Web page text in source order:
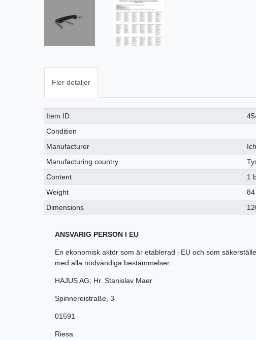
Fler detaljer
Ceres::Template.singleItemTechnicalDataAttribute
Ceres::Template.singleItemTechnicalDataValue
Item ID
Condition
Manufacturer
Manufacturing country
Content
1
Weight
84
Dimensions
ANSVARIG PERSON I EU
En ekonomisk aktör som är etablerad i EU och som
med alla nödvändiga bestämmelser.
HAJUS AG; Hr. Stanislav Maer
Spinnereistraße 3
01591
Riesa